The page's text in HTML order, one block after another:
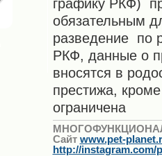
графику РКФ)
обязательным
разведение по
РКФ, данные о
вносятся в
престижа,
ограничена
Сайт www.pet-
http://instagram.com/